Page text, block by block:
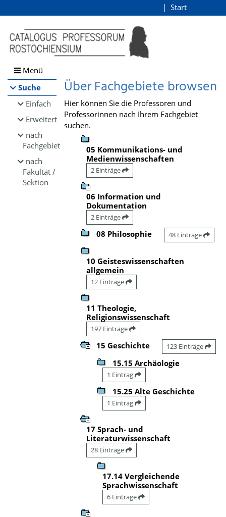
Browsen
direkt zum Inhalt
Start
Menü
Suche
Einfach
Erweitert
nach
Fachgebiet
nach
Fakultät /
Sektion
Über Fachgebiete browsen
Hier können Sie die Professoren und
Professorinnen nach Ihrem Fachgebiet
suchen.
05 Kommunikations- und
Medienwissenschaften
2 Einträge
06 Information und
Dokumentation
2 Einträge
08 Philosophie 48 Einträge
10 Geisteswissenschaften
allgemein
12 Einträge
11 Theologie,
Religionswissenschaft
197 Einträge
15 Geschichte 123 Einträge
15.15 Archäologie
1 Eintrag
15.25 Alte Geschichte
1 Eintrag
17 Sprach- und
Literaturwissenschaft
28 Einträge
17.14 Vergleichende
Sprachwissenschaft
6 Einträge